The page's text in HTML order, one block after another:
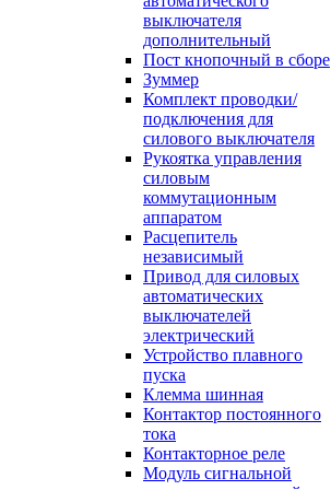
выключателя
дополнительный
Пост кнопочный в сборе
Зуммер
Комплект проводки/
подключения для
силового выключателя
Рукоятка управления
силовым
коммутационным
аппаратом
Расцепитель
независимый
Привод для силовых
автоматических
выключателей
электрический
Устройство плавного
пуска
Клемма шинная
Контактор постоянного
тока
Контакторное реле
Модуль сигнальной